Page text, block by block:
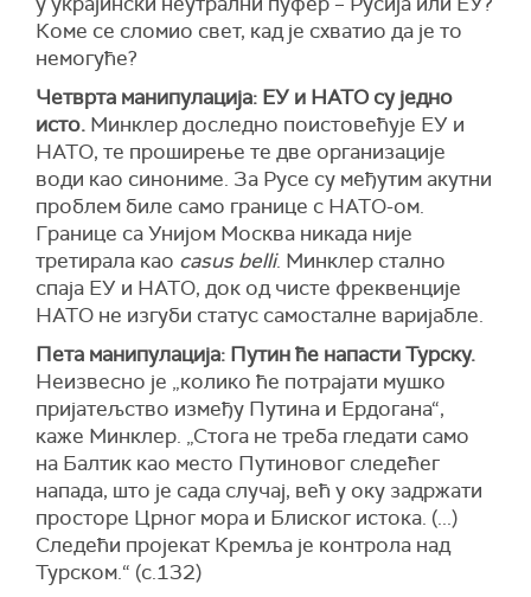
Коме се сломио свет, кад је схватио да је то
немогуће?
Четврта манипулација: ЕУ и НАТО су једно
исто. Минклер доследно поистовећује ЕУ и
НАТО, те проширење те две организације
води као синониме. За Русе су међутим акутни
проблем биле само границе с НАТО-ом.
Границе са Унијом Москва никада није
третирала као casus belli. Минклер стално
спаја ЕУ и НАТО, док од чисте фреквенције
НАТО не изгуби статус самосталне варијабле.
Пета манипулација: Путин ће напасти Турску.
Неизвесно је „колико ће потрајати мушко
пријатељство између Путина и Ердогана“,
каже Минклер. „Стога не треба гледати само
на Балтик као место Путиновог следећег
напада, што је сада случај, већ у оку задржати
просторе Црног мора и Блиског истока. (...)
Следећи пројекат Кремља је контрола над
Турском.“ (с.132)